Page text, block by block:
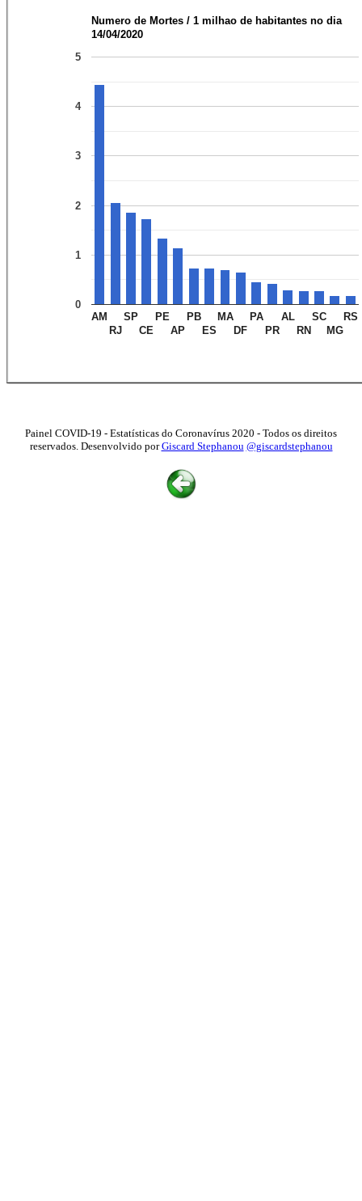
Numero de Mortes / 1 milhao de habitantes no dia
14/04/2020
AM
RJ
SP
CE
PE
AP
PB
ES
MA
DF
PA
PR
AL
RN
SC
MG
RS
0
1
2
3
4
5
Painel COVID-19 - Estatísticas do Coronavírus 2020 - Todos os direitos
reservados. Desenvolvido porGiscard Stephanou @giscardstephanou